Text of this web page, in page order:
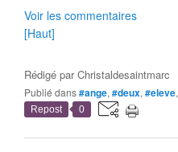
Voir les commentaires
[Haut]
Rédigé parChristaldesaintmarc
Publié dans#ange, #deux, #eleve,
Repost 0